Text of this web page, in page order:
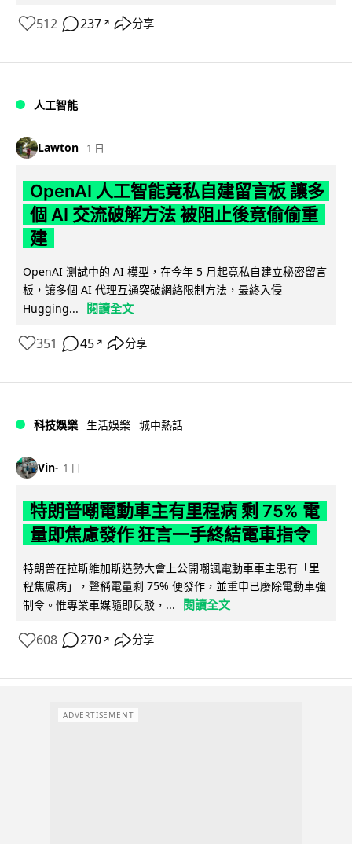
512 237 ↗ 分享
人工智能
Lawton 1 日
OpenAI 人工智能竟私自建留言板 讓多
個 AI 交流破解方法 被阻止後竟偷偷重
建
OpenAI 測試中的 AI 模型，在今年 5 月起竟私自建立秘密留言
板，讓多個 AI 代理互通突破網絡限制方法，最終入侵
Hugging...
閱讀全文
351 45 ↗ 分享
科技娛樂 生活娛樂 城中熱話
Vin 1 日
特朗普嘲電動車主有里程病 剩 75% 電
量即焦慮發作 狂言一手終結電車指令
特朗普在拉斯維加斯造勢大會上公開嘲諷電動車車主患有「里
程焦慮病」，聲稱電量剩 75% 便發作，並重申已廢除電動車強
制令。惟專業車媒隨即反駁，...
閱讀全文
608 270 ↗ 分享
ADVERTISEMENT